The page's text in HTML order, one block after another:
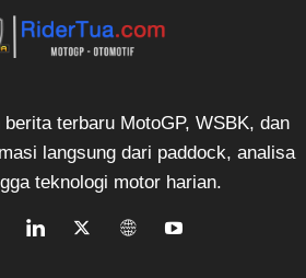
terbaru MotoGP, WSBK, dan
langsung dari paddock, analisa
teknologi motor harian.